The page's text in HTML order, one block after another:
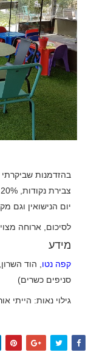
בהזדמנות
יום הנישואין וגם מקבלים 3 כוסות קפה חינם! ויש
לסיכום, ארוחה
מידע
קפה נטו , הוד
סניפים כשרים)
גילוי נאות: הייתי